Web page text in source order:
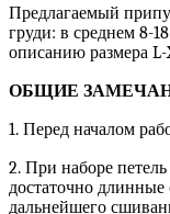
Предлагаемый
груди: в среднем 8-
описанию размера L-
ОБЩИЕ
1. Перед началом
2. При наборе
достаточно
дальнейшего